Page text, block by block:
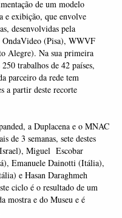
de um modelo
e exibição, que envolve
desenvolvidas pela
(Pisa), WWVF
Alegre). Na sua primeira
trabalhos de 42 países,
parceiro da rede tem
a partir deste recorte
a Duplacena e o MNAC
de 3 semanas, sete destes
Miguel Escobar
Emanuele Dainotti (Itália),
e Hasan Daraghmeh
ciclo é o resultado de um
mostra e do Museu e é